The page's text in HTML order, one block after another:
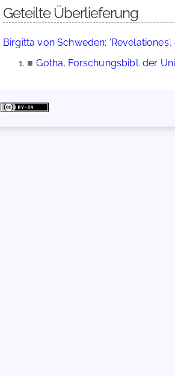
Geteilte Überlieferung
Birgitta von Schweden: 'Revelationes',
■ Gotha, Forschungsbibl. der